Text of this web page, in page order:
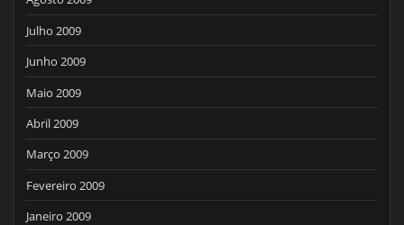
Julho 2009
Junho 2009
Maio 2009
Abril 2009
Março 2009
Fevereiro 2009
Janeiro 2009